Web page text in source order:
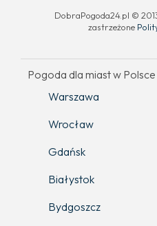
DobraPogoda24.pl ©
zastrzeżone
Pogoda dla miast w Polsce
Warszawa
Wrocław
Gdańsk
Białystok
Bydgoszcz